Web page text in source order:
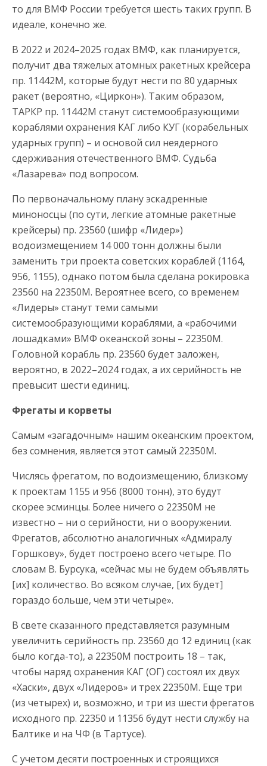
то для ВМФ России требуется шесть таких групп. В
идеале, конечно же.
В 2022 и 2024–2025 годах ВМФ, как планируется,
получит два тяжелых атомных ракетных крейсера
пр. 11442М, которые будут нести по 80 ударных
ракет (вероятно, «Циркон»). Таким образом,
ТАРКР пр. 11442М станут системообразующими
кораблями охранения КАГ либо КУГ (корабельных
ударных групп) – и основой сил неядерного
сдерживания отечественного ВМФ. Судьба
«Лазарева» под вопросом.
По первоначальному плану эскадренные
миноносцы (по сути, легкие атомные ракетные
крейсеры) пр. 23560 (шифр «Лидер»)
водоизмещением 14 000 тонн должны были
заменить три проекта советских кораблей (1164,
956, 1155), однако потом была сделана рокировка
23560 на 22350М. Вероятнее всего, со временем
«Лидеры» станут теми самыми
системообразующими кораблями, а «рабочими
лошадками» ВМФ океанской зоны – 22350М.
Головной корабль пр. 23560 будет заложен,
вероятно, в 2022–2024 годах, а их серийность не
превысит шести единиц.
Фрегаты и корветы
Самым «загадочным» нашим океанским проектом,
без сомнения, является этот самый 22350М.
Числясь фрегатом, по водоизмещению, близкому
к проектам 1155 и 956 (8000 тонн), это будут
скорее эсминцы. Более ничего о 22350М не
известно – ни о серийности, ни о вооружении.
Фрегатов, абсолютно аналогичных «Адмиралу
Горшкову», будет построено всего четыре. По
словам В. Бурсука, «сейчас мы не будем объявлять
[их] количество. Во всяком случае, [их будет]
гораздо больше, чем эти четыре».
В свете сказанного представляется разумным
увеличить серийность пр. 23560 до 12 единиц (как
было когда-то), а 22350М построить 18 – так,
чтобы наряд охранения КАГ (ОГ) состоял их двух
«Хаски», двух «Лидеров» и трех 22350М. Еще три
(из четырех) и, возможно, и три из шести фрегатов
исходного пр. 22350 и 11356 будут нести службу на
Балтике и на ЧФ (в Тартусе).
С учетом десяти построенных и строящихся